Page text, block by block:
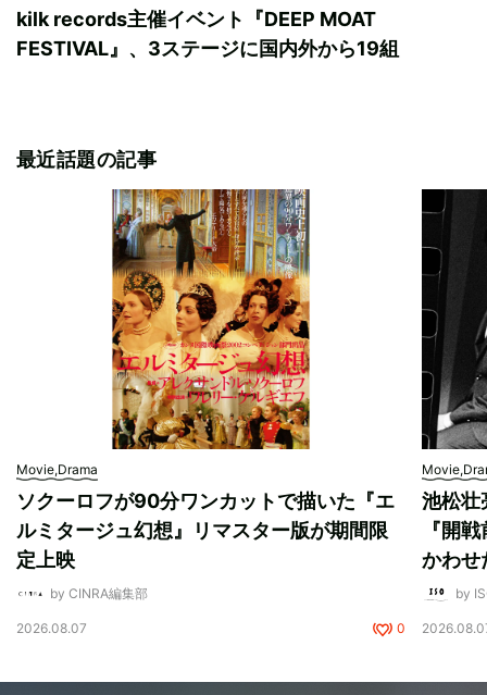
kilk records主催イベント『DEEP MOAT
FESTIVAL』、3ステージに国内外から19組
最近話題の記事
Movie,Drama
ソクーロフが90分ワンカットで描いた『エ
ルミタージュ幻想』リマスター版が期間限
定上映
by CINRA編集部
2026.08.07 0
池松壮
『開
かわせ
by